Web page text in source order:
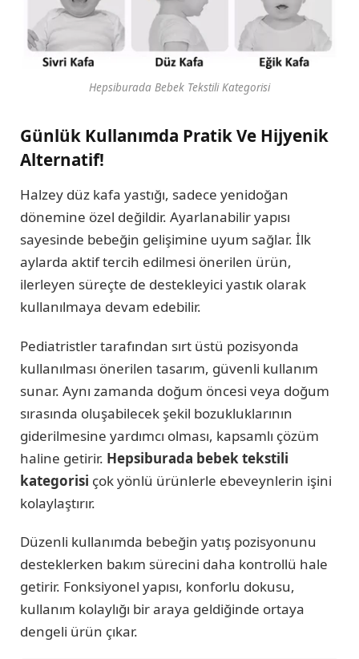
Hepsiburada Bebek Tekstili Kategorisi
Günlük Kullanımda Pratik Ve Hijyenik
Alternatif!
Halzey düz kafa yastığı, sadece yenidoğan
dönemine özel değildir. Ayarlanabilir yapısı
sayesinde bebeğin gelişimine uyum sağlar. İlk
aylarda aktif tercih edilmesi önerilen ürün,
ilerleyen süreçte de destekleyici yastık olarak
kullanılmaya devam edebilir.
Pediatristler tarafından sırt üstü pozisyonda
kullanılması önerilen tasarım, güvenli kullanım
sunar. Aynı zamanda doğum öncesi veya doğum
sırasında oluşabilecek şekil bozukluklarının
giderilmesine yardımcı olması, kapsamlı çözüm
haline getirir. Hepsiburada bebek tekstili
kategorisi çok yönlü ürünlerle ebeveynlerin işini
kolaylaştırır.
Düzenli kullanımda bebeğin yatış pozisyonunu
desteklerken bakım sürecini daha kontrollü hale
getirir. Fonksiyonel yapısı, konforlu dokusu,
kullanım kolaylığı bir araya geldiğinde ortaya
dengeli ürün çıkar.